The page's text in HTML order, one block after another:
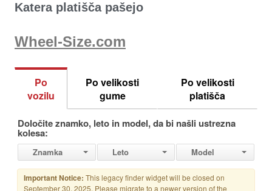
Katera platišča pašejo
Wheel-Size.com